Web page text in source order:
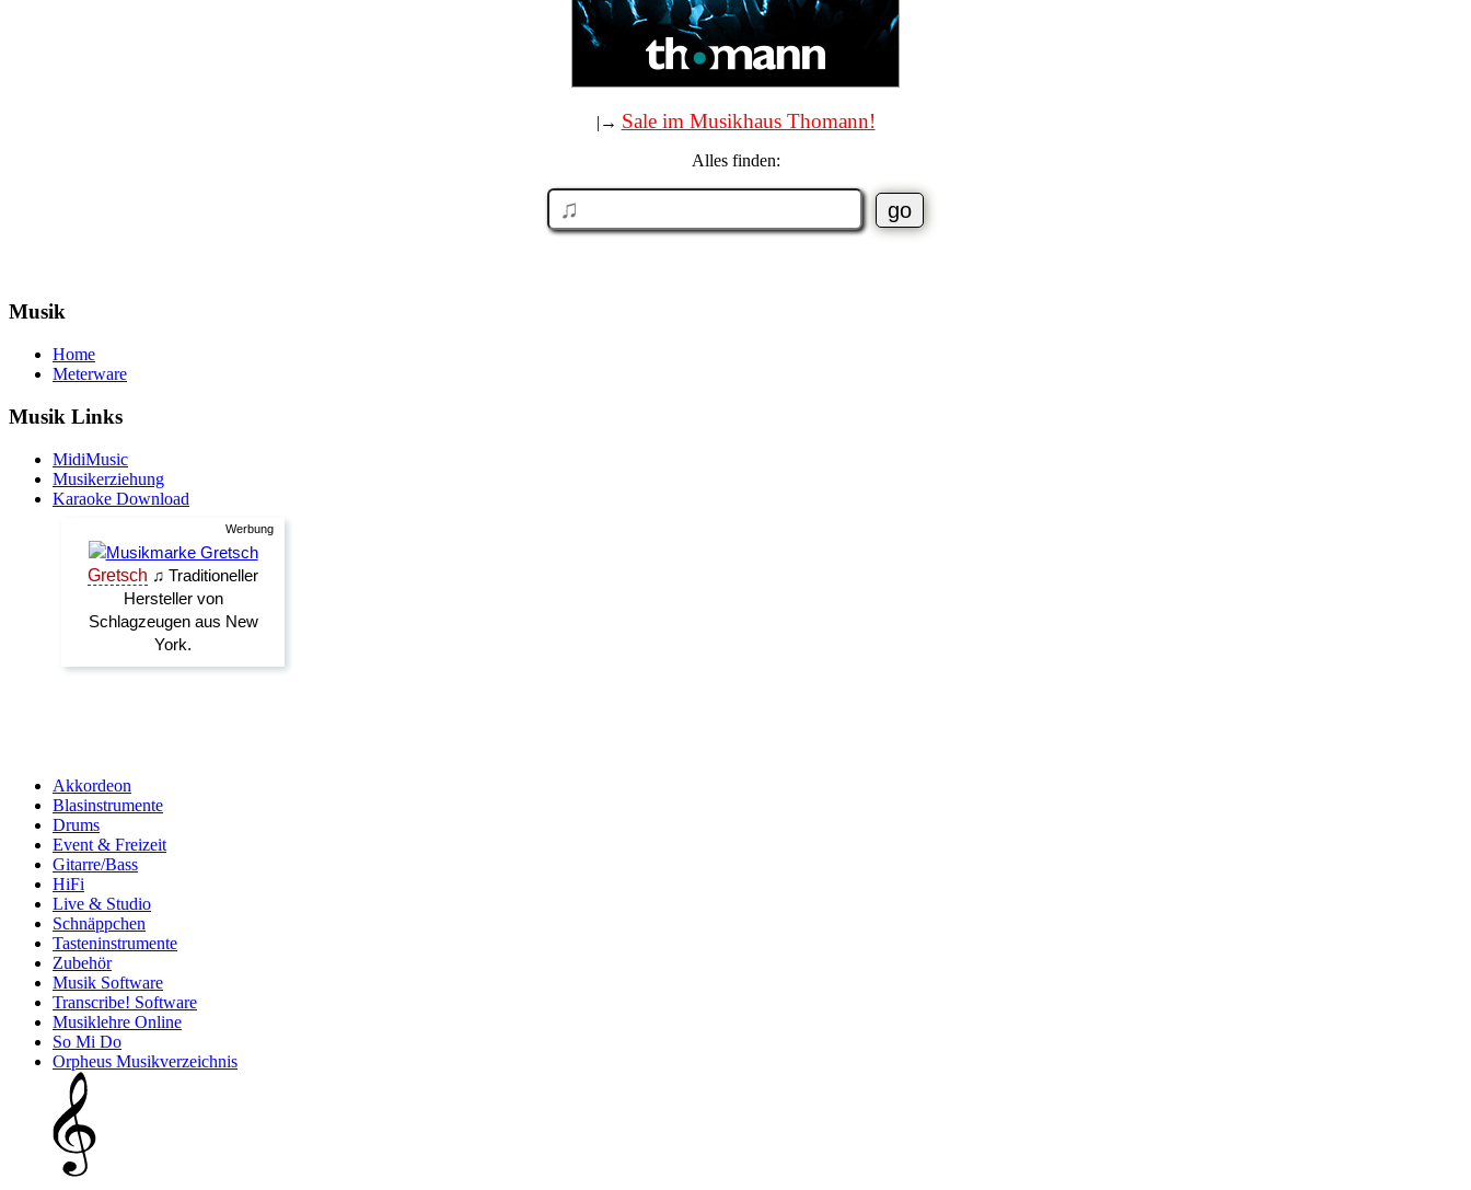
|→ Sale im Musikhaus Thomann!
Alles finden:
Musik
Home
Meterware
Musik Links
MidiMusic
Musikerziehung
Karaoke Download
Akkordeon
Blasinstrumente
Drums
Event & Freizeit
Gitarre/Bass
HiFi
Live & Studio
Schnäppchen
Tasteninstrumente
Zubehör
Musik Software
Transcribe! Software
Musiklehre Online
So Mi Do
Orpheus Musikverzeichnis